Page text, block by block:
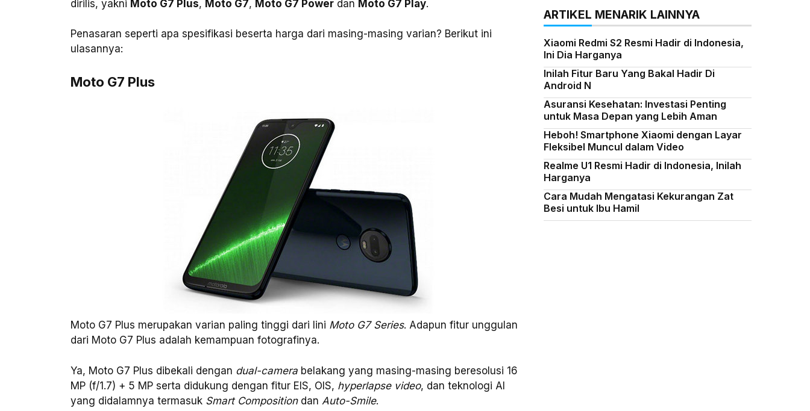
dirilis, yakni Moto G7 Plus, Moto G7, Moto G7 Power dan Moto G7 Play.
Penasaran seperti apa spesifikasi beserta harga dari masing-masing varian? Berikut ini
ulasannya:
Moto G7 Plus
Moto G7 Plus merupakan varian paling tinggi dari lini Moto G7 Series. Adapun fitur unggulan
dari Moto G7 Plus adalah kemampuan fotografinya.
Ya, Moto G7 Plus dibekali dengan dual-camera belakang yang masing-masing beresolusi 16
MP (f/1.7) + 5 MP serta didukung dengan fitur EIS, OIS, hyperlapse video, dan teknologi AI
yang didalamnya termasuk Smart Compositiondan Auto-Smile.
ARTIKEL MENARIK LAINNYA
Xiaomi Redmi S2 Resmi Hadir di Indonesia,
Ini Dia Harganya
Inilah Fitur Baru Yang Bakal Hadir Di
Android N
Asuransi Kesehatan: Investasi Penting
untuk Masa Depan yang Lebih Aman
Heboh! Smartphone Xiaomi dengan Layar
Fleksibel Muncul dalam Video
Realme U1 Resmi Hadir di Indonesia, Inilah
Harganya
Cara Mudah Mengatasi Kekurangan Zat
Besi untuk Ibu Hamil